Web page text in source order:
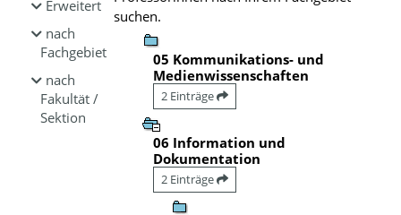
Erweitert
nach
Fachgebiet
nach
Fakultät /
Sektion
suchen.
05 Kommunikations- und
Medienwissenschaften
2 Einträge
06 Information und
Dokumentation
2 Einträge